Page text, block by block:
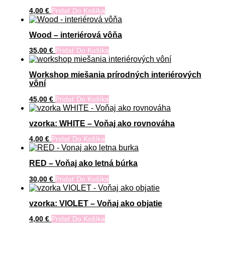
4,00 € Pridať Do Košíka
Wood – interiérová vôňa
35,00 € Pridať Do Košíka
Workshop miešania prírodných interiérových
vôní
45,00 € Pridať Do Košíka
vzorka: WHITE – Voňaj ako rovnováha
4,00 € Pridať Do Košíka
RED – Voňaj ako letná búrka
30,00 € Pridať Do Košíka
vzorka: VIOLET – Voňaj ako objatie
4,00 € Pridať Do Košíka